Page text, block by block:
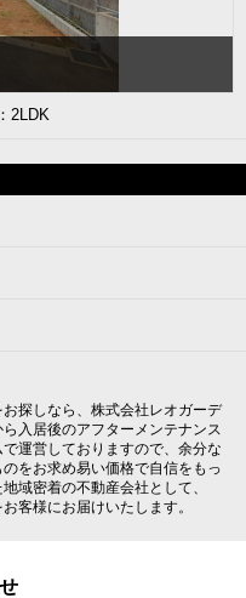
2LDK
探しなら、株式会社レオガーデ
入居後のアフターメンテナンス
運営しておりますので、余分な
をお求め易い価格で自信をもっ
域密着の不動産会社として、
客様にお届けいたします。